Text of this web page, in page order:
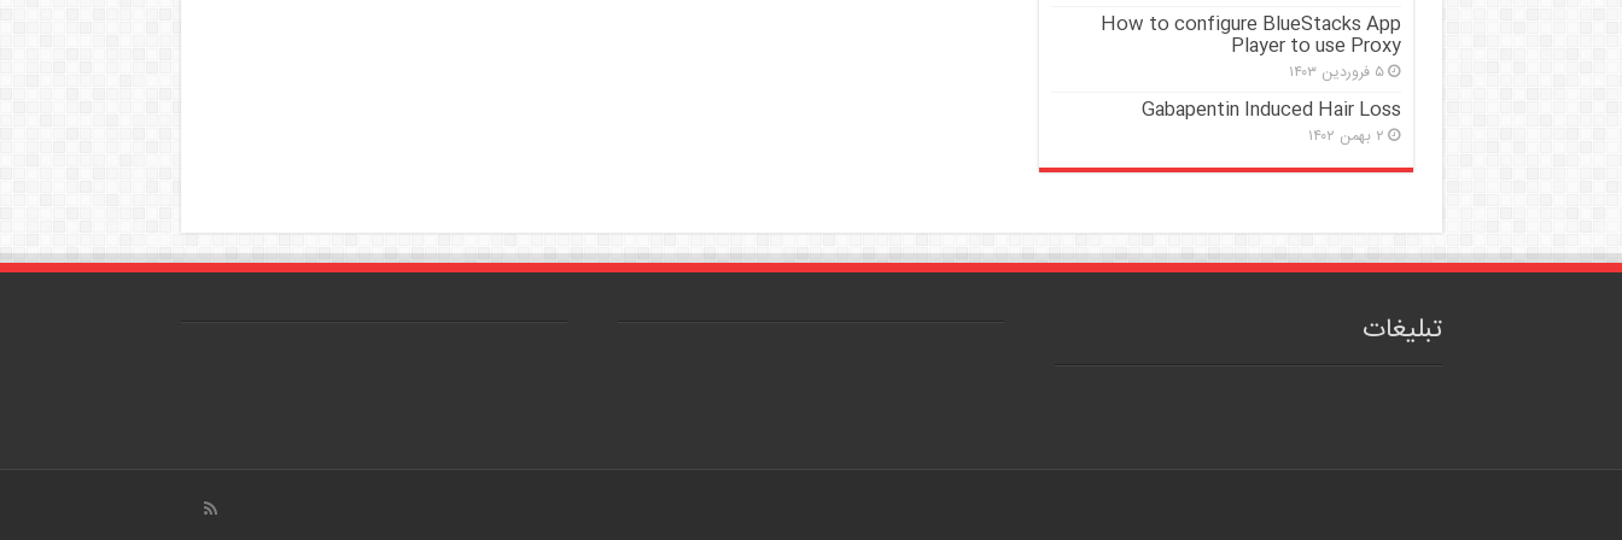
How to configure BlueStacks App
Player to use Proxy
۵ فروردین ۱۴۰۳
Gabapentin Induced Hair Loss
۲ بهمن ۱۴۰۲
تبلیغات